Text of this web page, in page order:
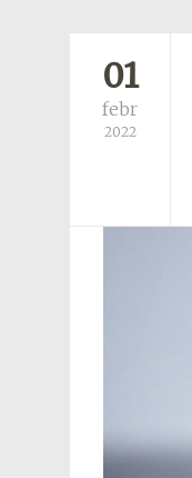
01
febr
2022